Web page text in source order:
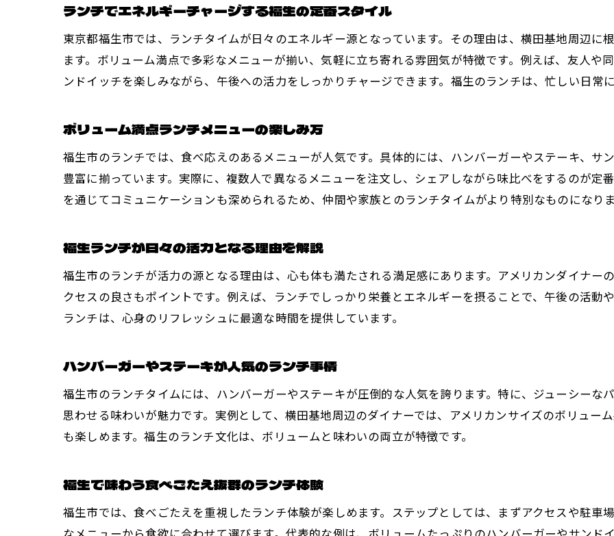
福生ランチをもっと楽しくする過ごし方アイデア
友人や家族と過ごすランチの充実ポイント
イベントや季節限定メニューで楽しむ福生ランチ
ランチタイムに合わせた福生のおすすめプラン
福生でランチが日々の活力となる理由
福生ランチが毎日の原動力になる理由を分析
地域の魅力とランチの相乗効果について解説
友人や家族と楽しむランチが活力を高める理由
福生ランチで始まる充実した一日を提案
ランチでエネルギーチャージする福生の定番スタイル
東京都福生市では、ランチタイムが日々のエネルギー源となっています。その理由は、横田基地周辺に
ます。ボリューム満点で多彩なメニューが揃い、気軽に立ち寄れる雰囲気が特徴です。例えば、友人や
ンドイッチを楽しみながら、午後への活力をしっかりチャージできます。福生のランチは、忙しい日常
ボリューム満点ランチメニューの楽しみ方
福生市のランチでは、食べ応えのあるメニューが人気です。具体的には、ハンバーガーやステーキ、サ
豊富に揃っています。実際に、複数人で異なるメニューを注文し、シェアしながら味比べをするのが定
を通じてコミュニケーションも深められるため、仲間や家族とのランチタイムがより特別なものになり
福生ランチが日々の活力となる理由を解説
福生市のランチが活力の源となる理由は、心も体も満たされる満足感にあります。アメリカンダイナー
クセスの良さもポイントです。例えば、ランチでしっかり栄養とエネルギーを摂ることで、午後の活動
ランチは、心身のリフレッシュに最適な時間を提供しています。
ハンバーガーやステーキが人気のランチ事情
福生市のランチタイムには、ハンバーガーやステーキが圧倒的な人気を誇ります。特に、ジューシーな
思わせる味わいが魅力です。実例として、横田基地周辺のダイナーでは、アメリカンサイズのボリュー
も楽しめます。福生のランチ文化は、ボリュームと味わいの両立が特徴です。
福生で味わう食べごたえ抜群のランチ体験
福生市では、食べごたえを重視したランチ体験が楽しめます。ステップとしては、まずアクセスや駐車